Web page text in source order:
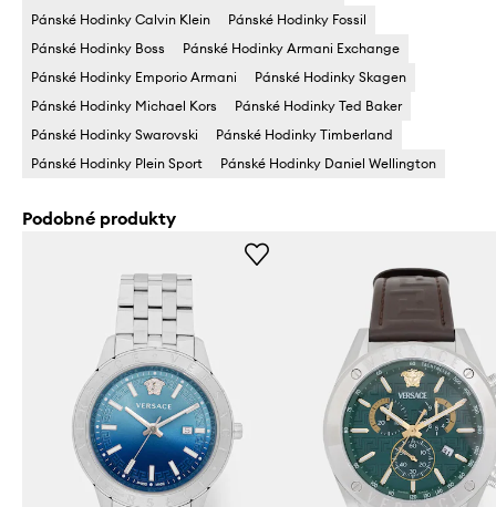
Pánské Hodinky Calvin Klein
Pánské Hodinky Fossil
Pánské Hodinky Boss
Pánské Hodinky Armani Exchange
Pánské Hodinky Emporio Armani
Pánské Hodinky Skagen
Pánské Hodinky Michael Kors
Pánské Hodinky Ted Baker
Pánské Hodinky Swarovski
Pánské Hodinky Timberland
Pánské Hodinky Plein Sport
Pánské Hodinky Daniel Wellington
Podobné produkty